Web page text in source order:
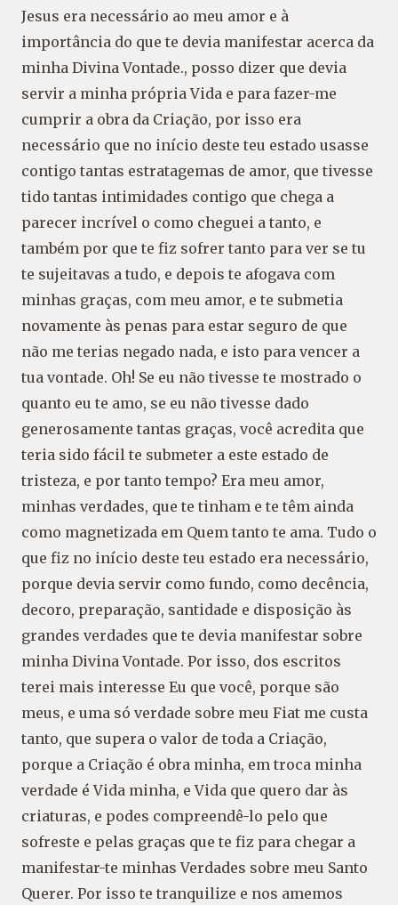
Jesus era necessário ao meu amor e à
importância do que te devia manifestar acerca da
minha Divina Vontade., posso dizer que devia
servir a minha própria Vida e para fazer-me
cumprir a obra da Criação, por isso era
necessário que no início deste teu estado usasse
contigo tantas estratagemas de amor, que tivesse
tido tantas intimidades contigo que chega a
parecer incrível o como cheguei a tanto, e
também por que te fiz sofrer tanto para ver se tu
te sujeitavas a tudo, e depois te afogava com
minhas graças, com meu amor, e te submetia
novamente às penas para estar seguro de que
não me terias negado nada, e isto para vencer a
tua vontade. Oh! Se eu não tivesse te mostrado o
quanto eu te amo, se eu não tivesse dado
generosamente tantas graças, você acredita que
teria sido fácil te submeter a este estado de
tristeza, e por tanto tempo? Era meu amor,
minhas verdades, que te tinham e te têm ainda
como magnetizada em Quem tanto te ama. Tudo o
que fiz no início deste teu estado era necessário,
porque devia servir como fundo, como decência,
decoro, preparação, santidade e disposição às
grandes verdades que te devia manifestar sobre
minha Divina Vontade. Por isso, dos escritos
terei mais interesse Eu que você, porque são
meus, e uma só verdade sobre meu Fiat me custa
tanto, que supera o valor de toda a Criação,
porque a Criação é obra minha, em troca minha
verdade é Vida minha, e Vida que quero dar às
criaturas, e podes compreendê-lo pelo que
sofreste e pelas graças que te fiz para chegar a
manifestar-te minhas Verdades sobre meu Santo
Querer. Por isso te tranquilize e nos amemos